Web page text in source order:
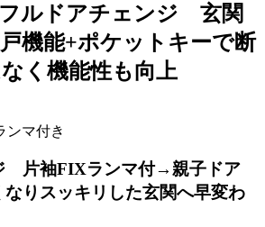
ルドアチェンジ 玄関
機能+ポケットキーで断
く機能性も向上
片袖FIXランマ付→親子ドア
りスッキリした玄関へ早変わ